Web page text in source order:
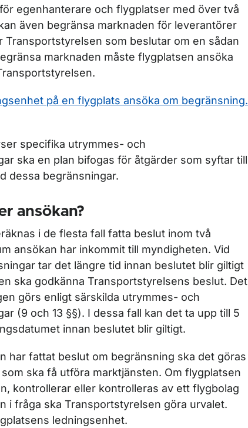
egenhanterare och flygplatser med över två
även begränsa marknaden för leverantörer
Transportstyrelsen som beslutar om en sådan
marknaden måste flygplatsen ansöka
på en flygplats ansöka om begränsning.
specifika utrymmes- och
ska en plan bifogas för åtgärder som syftar till
dessa begränsningar.
ansökan?
i de flesta fall fatta beslut inom två
ansökan har inkommit till myndigheten. Vid
tar det längre tid innan beslutet blir giltigt
ska godkänna Transportstyrelsens beslut. Det
görs enligt särskilda utrymmes- och
(9 och 13 §§). I dessa fall kan det ta upp till 5
innan beslutet blir giltigt.
har fattat beslut om begränsning ska det göras
ska få utföra marktjänsten. Om flygplatsen
kontrollerar eller kontrolleras av ett flygbolag
i fråga ska Transportstyrelsen göra urvalet.
ledningsenhet.